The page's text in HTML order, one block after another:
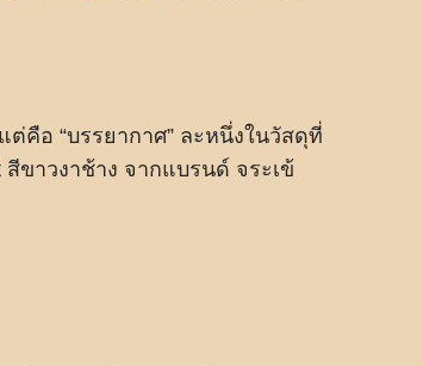
คือ “บรรยากาศ” ละหนึ่งในวัสดุที่
ขาวงาช้าง จากแบรนด์ จระเข้